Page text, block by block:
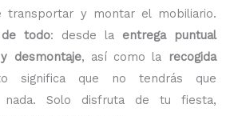
transportar y montar el mobiliario.
de todo: desde la entrega puntual
desmontaje, así como la
recogida
significa que no tendrás que
nada. Solo disfruta de tu fiesta,